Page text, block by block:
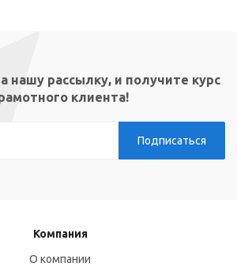
нашу рассылку, и получите курс
клиента!
Компания
О компании